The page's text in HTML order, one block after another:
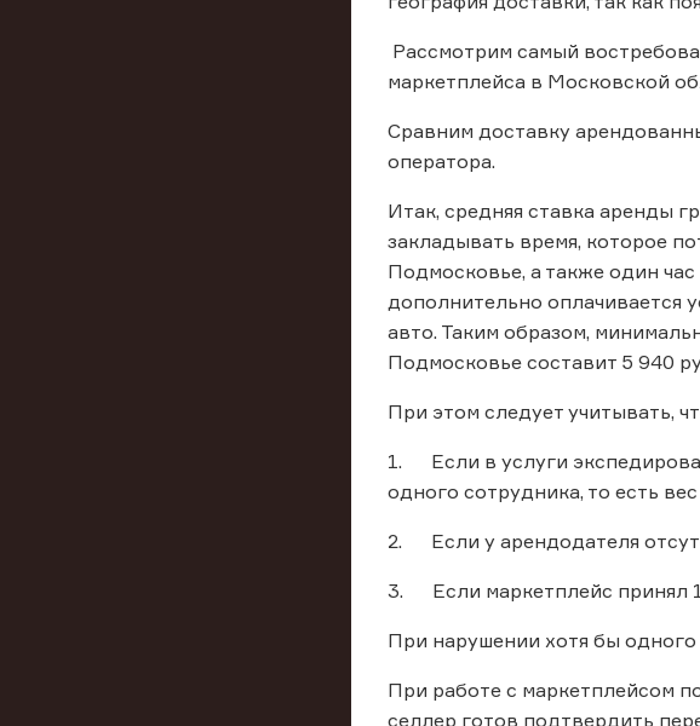
Рассмотрим самый
маркетплейса в Московской
Cравним доставку
оператора.
Итак, средняя ставка аренды
закладывать время, которое
Подмосковье, а также один
дополнительно оплачивается
авто. Таким образом,
Подмосковье составит 5 940
При этом следует учитывать,
1. Если в услуги
одного сотрудника, то есть
2. Если у арендодателя
3. Если маркетплейс принял
При нарушении хотя бы одного
При работе с маркетплейсом
селлер готов подтвердить